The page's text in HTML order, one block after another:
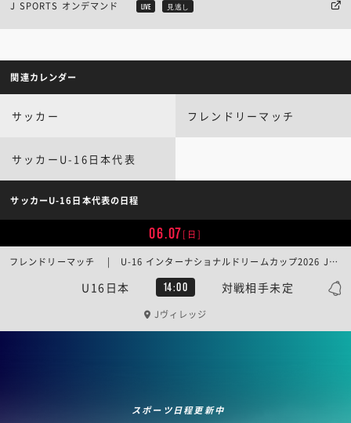
J SPORTS オンデマンド LIVE 見逃し
関連カレンダー
サッカー フレンドリーマッチ
サッカーU-16日本代表
サッカーU-16日本代表の日程
06.07[日]
U16日本 14:00 対戦相手未定
フレンドリーマッチ | U-16 インターナショナルドリームカップ2026 JAPAN／Match Day 3
Jヴィレッジ
スポーツ日程更新中